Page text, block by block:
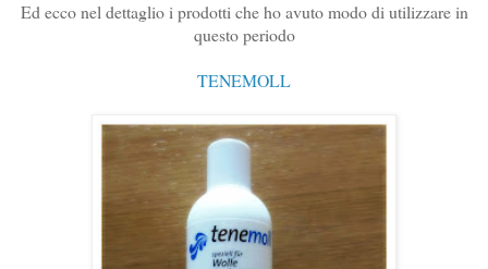
Ed ecco nel dettaglio i prodotti che ho avuto modo di utilizzare in
questo periodo
TENEMOLL